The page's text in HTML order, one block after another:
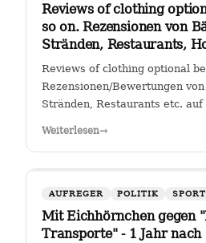
Reviews of clothing
so on. Rezensionen von
Stränden, Restaurants,
Reviews of clothing optional
Rezensionen/Bewertungen
Stränden, Restaurants etc.
Weiterlesen→
AUFREGER POLITIK SPORT
Mit Eichhörnchen gegen
Transporte" - 1 Jahr